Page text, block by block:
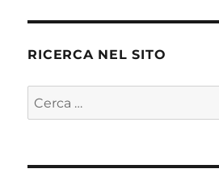
RICERCA NEL SITO
Cerca: